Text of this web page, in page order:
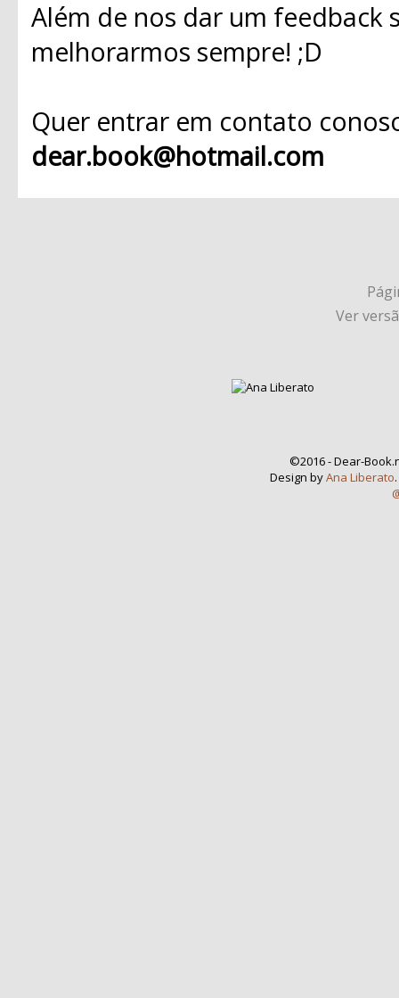
Além de nos dar um
melhorarmos sempre! ;D
Quer entrar em contato
dear.book@hotmail.com
Ver
©2016 - Dear-
Design byAna Liberato